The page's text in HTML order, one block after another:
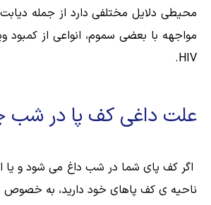
محیطی دلایل مختلفی دارد از جمله
مواجهه با بعضی سموم، انواعی از کمبود
HIV.
علت داغی کف پا در
اگر کف پای شما در شب داغ می شود و یا
ناحیه ی کف پاهای خود دارید، به خصوص